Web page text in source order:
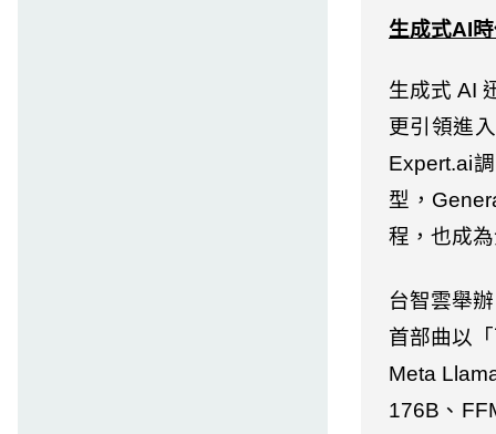
生成式AI
生成式 AI
更引領進
Expert.ai
型，
程，也成
台智雲舉
首部曲以
Meta
176B 、